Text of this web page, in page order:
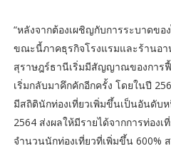
“หลังจากต้องเผชิญกับการระบาดข
ขณะนี้ภาคธุรกิจโรงแรมและร้านอา
สุราษฎร์ธานีเริ่มมีสัญญาณของการ
เริ่มกลับมาคึกคักอีกครั้ง โดยในปี
มีสถิตินักท่องเที่ยวเพิ่มขึ้นเป็นอันดับ
2564 ส่งผลให้มีรายได้จากการท่อง
จำนวนนักท่องเที่ยวที่เพิ่มขึ้น 600%